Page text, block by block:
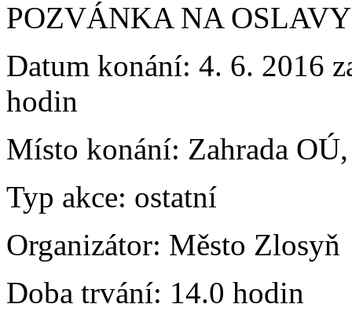
POZVÁNKA NA
Datum konání: 4. 6. 2016
hodin
Místo konání: Zahrada
Typ akce: ostatní
Organizátor: Město Zlosyň
Doba trvání: 14.0 hodin